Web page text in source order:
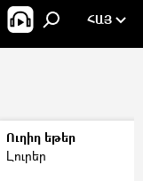
ՀԱՅ
Ուղիղ եթեր
Լուրեր